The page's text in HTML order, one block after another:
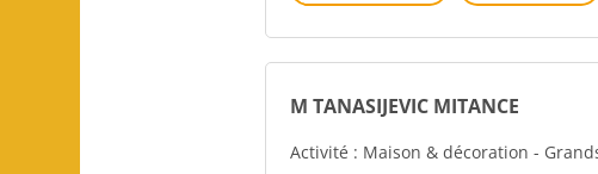
M TANASIJEVIC MITANCE
Activité : Maison & décoration -